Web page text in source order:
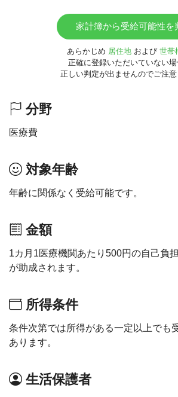
家計簿から受給可能性を
あらかじめ 居住地 および 世帯
正確に登録いただいていない場
正しい判定が出ませんのでご注
分野
医療費
対象年齢
年齢に関係なく受給可能です。
金額
1カ月1医療機関あたり500円の自己負
が助成されます。
所得条件
条件次第では所得がある一定以上でも
あります。
生活保護者